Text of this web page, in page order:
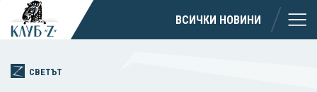
ВСИЧКИ НОВИНИ
СВЕТЪТ